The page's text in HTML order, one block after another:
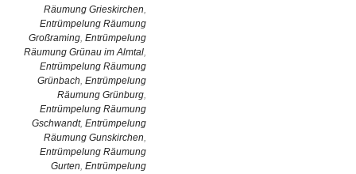
Räumung Grieskirchen,
Entrümpelung Räumung
Großraming, Entrümpelung
Räumung Grünau im Almtal,
Entrümpelung Räumung
Grünbach, Entrümpelung
Räumung Grünburg,
Entrümpelung Räumung
Gschwandt, Entrümpelung
Räumung Gunskirchen,
Entrümpelung Räumung
Gurten, Entrümpelung